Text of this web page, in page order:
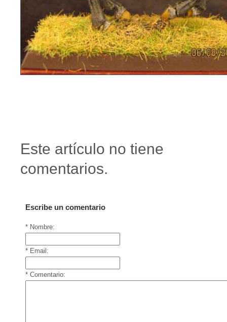
Este artículo no tiene
comentarios.
Escribe un comentario
* Nombre:
* Email:
* Comentario: